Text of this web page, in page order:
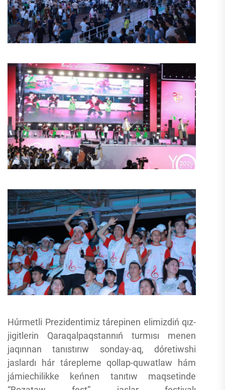
Húrmetli Prezidentimiz tárepinen elimizdiń qız-
jigitlerin Qaraqalpaqstannıń turmısı menen
jaqınnan tanıstırıw sonday-aq, dóretiwshi
jaslardı hár tárepleme qollap-quwatlaw hám
jámiechilikke keńnen tanıtıw maqsetinde